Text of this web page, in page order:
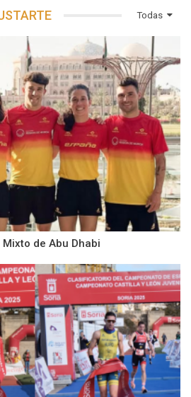
Todas
Mixto de Abu Dhabi